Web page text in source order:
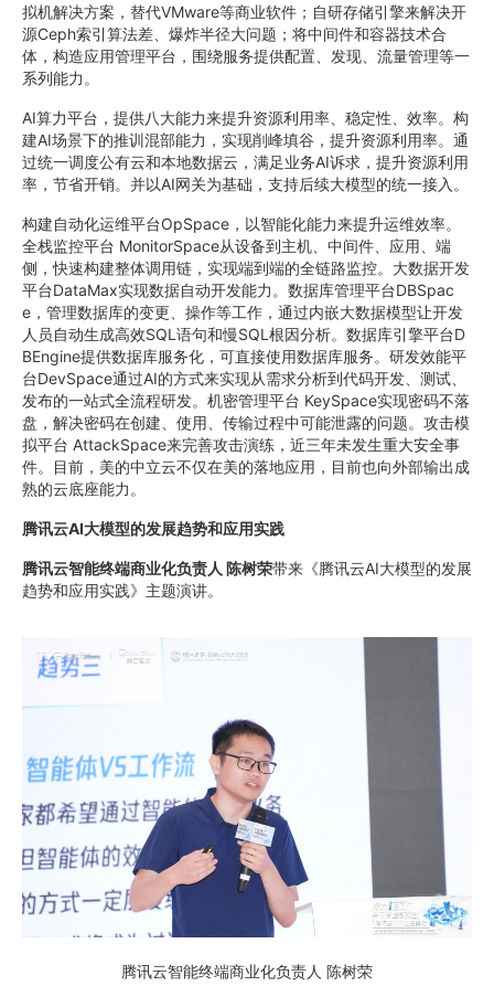
拟机解决方案，替代VMware等商业软件；自研存储引擎来解决开
源Ceph索引算法差、爆炸半径大问题；将中间件和容器技术合
体，构造应用管理平台，围绕服务提供配置、发现、流量管理等一
系列能力。
AI算力平台，提供八大能力来提升资源利用率、稳定性、效率。构
建AI场景下的推训混部能力，实现削峰填谷，提升资源利用率。通
过统一调度公有云和本地数据云，满足业务AI诉求，提升资源利用
率，节省开销。并以AI网关为基础，支持后续大模型的统一接入。
构建自动化运维平台OpSpace，以智能化能力来提升运维效率。
全栈监控平台 MonitorSpace从设备到主机、中间件、应用、端
侧，快速构建整体调用链，实现端到端的全链路监控。大数据开发
平台DataMax实现数据自动开发能力。数据库管理平台DBSpac
e，管理数据库的变更、操作等工作，通过内嵌大数据模型让开发
人员自动生成高效SQL语句和慢SQL根因分析。数据库引擎平台D
BEngine提供数据库服务化，可直接使用数据库服务。研发效能平
台DevSpace通过AI的方式来实现从需求分析到代码开发、测试、
发布的一站式全流程研发。机密管理平台 KeySpace实现密码不落
盘，解决密码在创建、使用、传输过程中可能泄露的问题。攻击模
拟平台 AttackSpace来完善攻击演练，近三年未发生重大安全事
件。目前，美的中立云不仅在美的落地应用，目前也向外部输出成
熟的云底座能力。
腾讯云AI大模型的发展趋势和应用实践
腾讯云智能终端商业化负责人 陈树荣带来《腾讯云AI大模型的发展
趋势和应用实践》主题演讲。
腾讯云智能终端商业化负责人 陈树荣